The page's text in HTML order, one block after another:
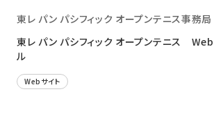
東レ パン パシフィック オープンテニス事務
東レ パン パシフィック オープンテニス Web
ル
Webサイト